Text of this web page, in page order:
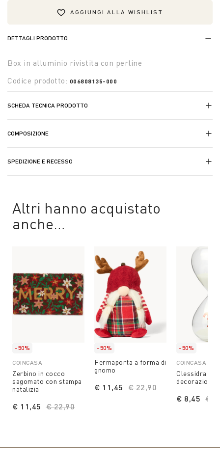
AGGIUNGI ALLA WISHLIST
DETTAGLI PRODOTTO
Box in alluminio rivistita con perline
Codice prodotto: 006808135-000
SCHEDA TECNICA PRODOTTO
COMPOSIZIONE
SPEDIZIONE E RECESSO
Altri hanno acquistato
anche…
-50%
COINCASA
Zerbino in cocco
sagomato con stampa
natalizia
Price reduced from
€ 22,90
€ 11,45
-50%
Fermaporta a forma di
gnomo
Price reduced from
€ 22,90
€ 11,45
-50%
COINCASA
Clessidra in
decorazione
€
€ 8,45